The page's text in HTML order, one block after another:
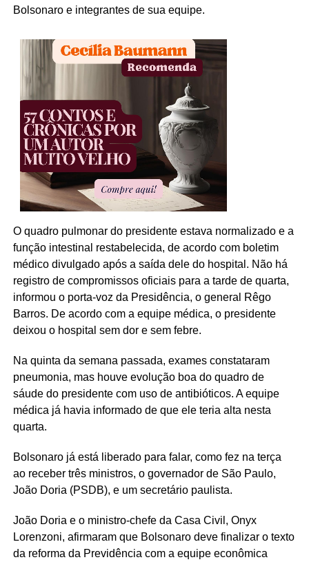
Bolsonaro e integrantes de sua equipe.
O quadro pulmonar do presidente estava normalizado e a
função intestinal restabelecida, de acordo com boletim
médico divulgado após a saída dele do hospital. Não há
registro de compromissos oficiais para a tarde de quarta,
informou o porta-voz da Presidência, o general Rêgo
Barros. De acordo com a equipe médica, o presidente
deixou o hospital sem dor e sem febre.
Na quinta da semana passada, exames constataram
pneumonia, mas houve evolução boa do quadro de
sáude do presidente com uso de antibióticos. A equipe
médica já havia informado de que ele teria alta nesta
quarta.
Bolsonaro já está liberado para falar, como fez na terça
ao receber três ministros, o governador de São Paulo,
João Doria (PSDB), e um secretário paulista.
João Doria e o ministro-chefe da Casa Civil, Onyx
Lorenzoni, afirmaram que Bolsonaro deve finalizar o texto
da reforma da Previdência com a equipe econômica